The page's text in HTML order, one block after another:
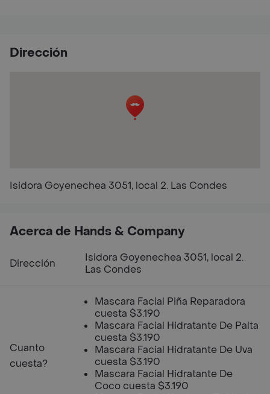
Dirección
Isidora Goyenechea 3051, local 2. Las Condes
Acerca de Hands & Company
Dirección
Isidora Goyenechea 3051, local 2.
Las Condes
Cuanto
cuesta?
Mascara Facial Piña Reparadora
cuesta $3.190
Mascara Facial Hidratante De Palta
cuesta $3.190
Mascara Facial Hidratante De Uva
cuesta $3.190
Mascara Facial Hidratante De
Coco cuesta $3.190